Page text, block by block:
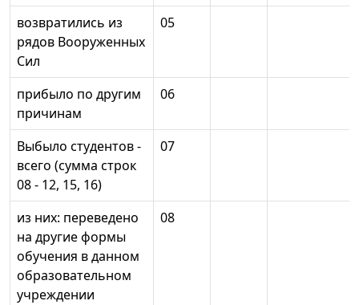
возвратились из
рядов Вооруженных
Сил
05
прибыло по другим
причинам
06
Выбыло студентов -
всего (сумма строк
08 - 12, 15, 16)
07
из них: переведено
на другие формы
обучения в данном
образовательном
учреждении
08